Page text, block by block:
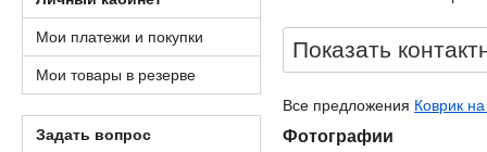
Показать
Все предложения Коврик
Фотографии
Мои платежи и покупки
Мои товары в резерве
Задать вопрос